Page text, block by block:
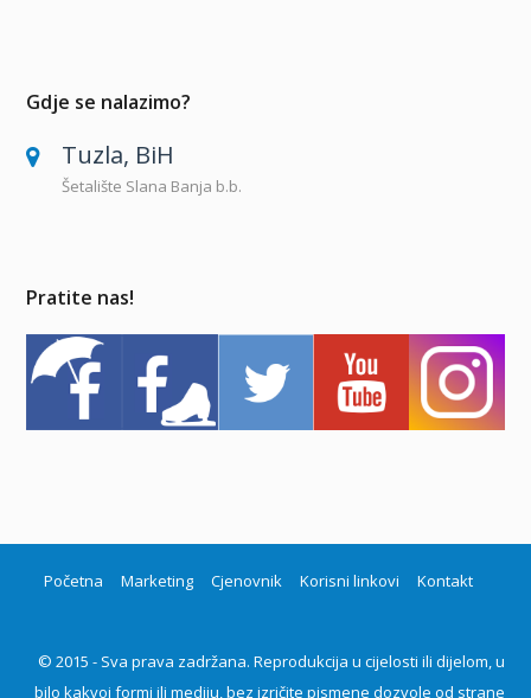
Gdje se nalazimo?
Tuzla, BiH
Šetalište Slana Banja b.b.
Pratite nas!
Početna Marketing Cjenovnik Korisni linkovi Kontakt
© 2015 - Sva prava zadržana. Reprodukcija u cijelosti ili dijelom, u
bilo kakvoj formi ili mediju, bez izričite pismene dozvole od strane